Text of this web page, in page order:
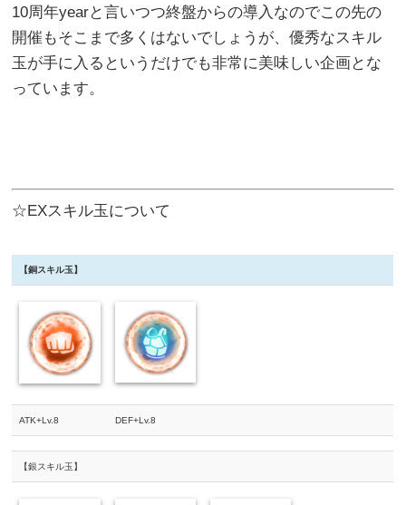
10周年yearと言いつつ終盤からの導入なのでこの先の
開催もそこまで多くはないでしょうが、優秀なスキル
玉が手に入るというだけでも非常に美味しい企画とな
っています。
☆EXスキル玉について
【銅スキル玉】
ATK+Lv.8 DEF+Lv.8
【銀スキル玉】